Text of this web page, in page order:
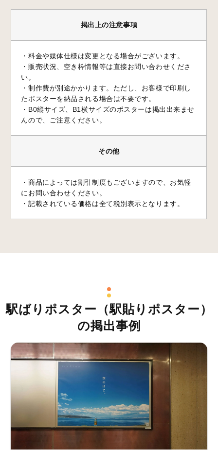
掲出上の注意事項
・料金や媒体仕様は変更となる場合がございます。
・販売状況、空き枠情報等は直接お問い合わせくださ
い。
・制作費が別途かかります。ただし、お客様で印刷し
たポスターを納品される場合は不要です。
・B0縦サイズ、B1横サイズのポスターは掲出出来ませ
んので、ご注意ください。
その他
・商品によっては割引制度もございますので、お気軽
にお問い合わせください。
・記載されている価格は全て税別表示となります。
駅ばりポスター（駅貼りポスター）
の掲出事例